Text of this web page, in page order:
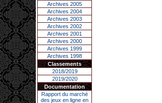
Archives 2005
Archives 2004
Archives 2003
Archives 2002
Archives 2001
Archives 2000
Archives 1999
Archives 1998
Classements
2018/2019
2019/2020
Documentation
Rapport du marché
des jeux en ligne en